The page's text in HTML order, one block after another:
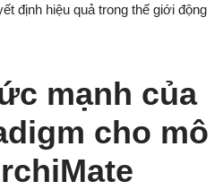
định hiệu quả trong thế giới động
mạnh của
cho mô